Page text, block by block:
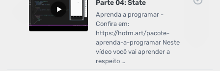
Parte 04: State
Aprenda a programar -
Confira em:
https://hotm.art/pacote-
aprenda-a-programar Neste
vídeo você vai aprender a
respeito …